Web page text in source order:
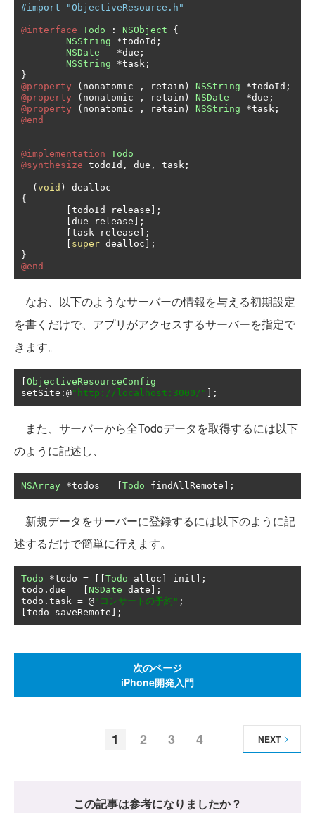
#import "ObjectiveResource.h"
@interface Todo : NSObject
{
NSString
*todoId ;
NSDate
*due ;
NSString
*task ;
}
@property
( nonatomic , retain ) NSString *todoId ;
@property
( nonatomic , retain ) NSDate *due ;
@property
( nonatomic , retain ) NSString *task ;
@end
@implementation Todo
@synthesize todoId , due , task ;
- ( void )
{
todoId release ];
due release ];
task release ];
super dealloc ];
}
@end
なお、以下のようなサーバーの情報を与える初期設定
を書くだけで、アプリがアクセスするサーバーを指定で
きます。
ObjectiveResourceConfig
setSite :@"http://localhost:3000/" ];
また、サーバーから全Todoデータを取得するには以下
のように記述し、
NSArray *todos = Todo findAllRemote ];
新規データをサーバーに登録するには以下のように記
述するだけで簡単に行えます。
Todo *todo = Todo alloc init ];
todo . due = NSDate date ];
todo . task = @"コンサートの予約" ;
todo saveRemote ];
次のページ
iPhone開発入門
1 2 3 4 NEXT
この記事は参考になりましたか？